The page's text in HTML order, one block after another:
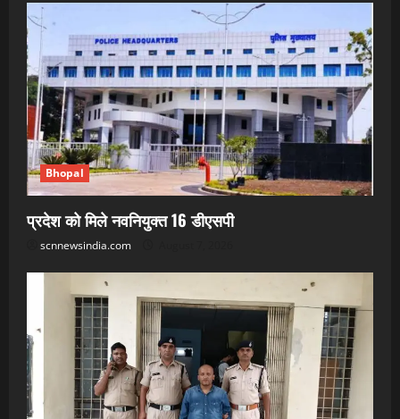
Bhopal
प्रदेश को मिले नवनियुक्त 16 डीएसपी
scnnewsindia.com